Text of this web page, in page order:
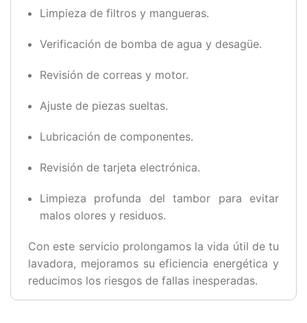
Limpieza de filtros y mangueras.
Verificación de bomba de agua y desagüe.
Revisión de correas y motor.
Ajuste de piezas sueltas.
Lubricación de componentes.
Revisión de tarjeta electrónica.
Limpieza profunda del tambor para evitar
malos olores y residuos.
Con este servicio prolongamos la vida útil de tu
lavadora, mejoramos su eficiencia energética y
reducimos los riesgos de fallas inesperadas.